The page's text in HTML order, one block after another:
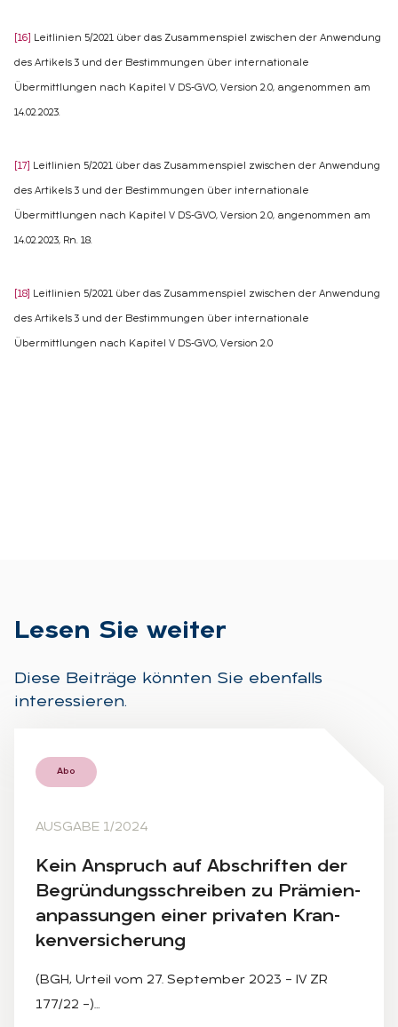
[16] Leitlinien 5/2021 über das Zusammenspiel zwischen der Anwendung
des Artikels 3 und der Bestimmungen über internationale
Übermittlungen nach Kapitel V DS-GVO, Version 2.0, angenommen am
14.02.2023.
[17] Leitlinien 5/2021 über das Zusammenspiel zwischen der Anwendung
des Artikels 3 und der Bestimmungen über internationale
Übermittlungen nach Kapitel V DS-GVO, Version 2.0, angenommen am
14.02.2023, Rn. 18.
[18] Leitlinien 5/2021 über das Zusammenspiel zwischen der Anwendung
des Artikels 3 und der Bestimmungen über internationale
Übermittlungen nach Kapitel V DS-GVO, Version 2.0
Le­sen Sie wei­ter
Diese Beiträge könnten Sie ebenfalls
interessieren.
Abo
AUSGABE 1/2024
Kein An­spruch auf Ab­schrif­ten der
Be­grün­dungs­schrei­ben zu Prä­mi­en­
an­pas­sun­gen ei­ner pri­va­ten Kran­
ken­ver­si­che­rung
(BGH, Urteil vom 27. September 2023 – IV ZR
177/22 –)…